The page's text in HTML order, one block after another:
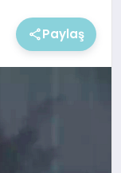
Paylaş